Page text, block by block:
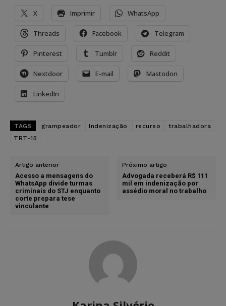
X Imprimir WhatsApp
Threads Facebook Telegram
Pinterest Tumblr Reddit
Nextdoor E-mail Mastodon
LinkedIn
TAGS grampeador Indenização recurso
trabalhadora
TRT-15
Artigo anterior
Acesso a mensagens do
WhatsApp divide turmas
criminais do STJ enquanto
corte prepara tese
vinculante
Próximo artigo
Advogada receberá R$ 111
mil em indenização por
assédio moral no trabalho